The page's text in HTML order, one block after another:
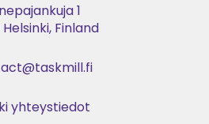
1
Helsinki, Finland
yhteystiedot